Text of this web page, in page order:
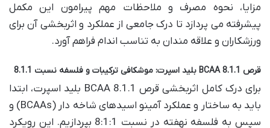
مزایا، نحوه مصرف و ملاحظات مهم پیرامون این مکمل
پیشرفته می پردازد تا درک جامعی از عملکرد و اثربخشی آن برای
ورزشکاران و علاقه مندان به تناسب اندام فراهم آورد.
قرص BCAA 8.1.1 بلید اسپرت: موشکافی ترکیبات و فلسفه نسبت 8.1.1
برای درک کامل اثربخشی قرص BCAA 8.1.1 بلید اسپرت، ابتدا
باید به ساختار و عملکرد آمینو اسیدهای شاخه دار (BCAAs) و
سپس به فلسفه نهفته در نسبت 8:1:1 بپردازیم. این رویکرد